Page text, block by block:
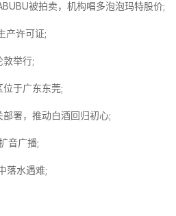
被拍卖，机构唱多泡泡玛特股价;
产许可证;
敦举行;
于广东东莞;
署，推动白酒回归初心;
音广播;
落水遇难;